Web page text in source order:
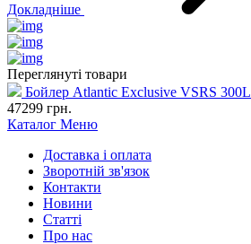
Докладніше
Переглянуті товари
Бойлер Atlantic Exclusive VSRS 300L
47299 грн.
Каталог Меню
Доставка і оплата
Зворотній зв'язок
Контакти
Новини
Статті
Про нас